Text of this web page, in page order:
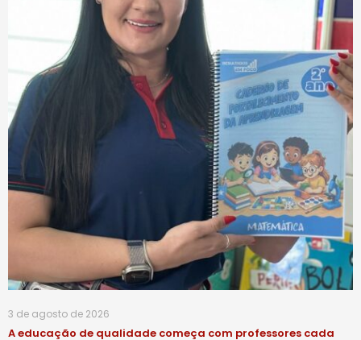
3 de agosto de 2026
A educação de qualidade começa com professores cada